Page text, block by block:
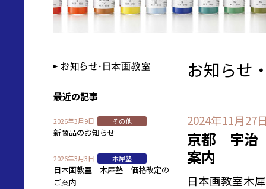
最近の記事
2026年3月9日 その他
新商品のお知らせ
2026年3月3日 木犀塾
日本画教室 木犀塾 価格改定の
ご案内
お知らせ
2024年11月27
京都 宇治
案内
日本画教室木